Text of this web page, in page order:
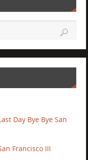
Day Bye Bye San
Francisco III